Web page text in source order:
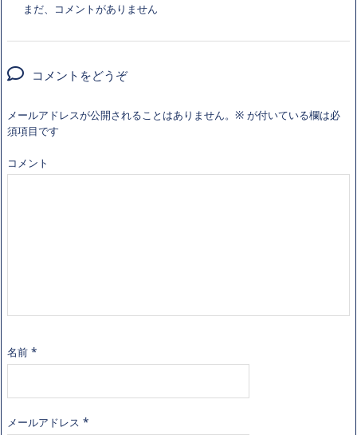
まだ、コメントがありません
コメントをどうぞ
メールアドレスが公開されることはありません。 ※ が付いている欄は必
須項目です
コメント
名前 *
メールアドレス *